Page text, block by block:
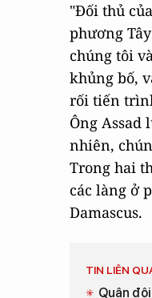
"Đối thủ
phương
chúng tôi
khủng bố,
rối tiến
Ông
nhiên,
Trong hai
các làng ở
Damascus.
TIN LIÊN
Quân